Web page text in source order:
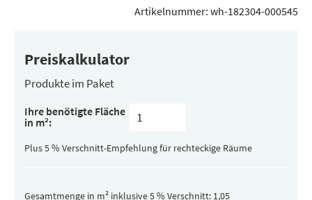
Artikelnummer: wh-182304-000545
Preiskalkulator
Produkte im Paket
Inhalt
pro
Paket
Ihre benötigte Fläche
in m²:
Plus 5 % Verschnitt-Empfehlung für rechteckige Räume
Gesamtmenge in m² inklusive 5 % Verschnitt: